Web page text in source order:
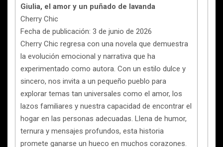
Giulia, el amor y un puñado de lavanda
Cherry Chic
Fecha de publicación: 3 de junio de 2026
Cherry Chic regresa con una novela que demuestra
la evolución emocional y narrativa que ha
experimentado como autora. Con un estilo dulce y
sincero, nos invita a un pequeño pueblo para
explorar temas tan universales como el amor, los
lazos familiares y nuestra capacidad de encontrar el
hogar en las personas adecuadas. Llena de humor,
ternura y mensajes profundos, esta historia
promete ganarse un hueco en muchos corazones.